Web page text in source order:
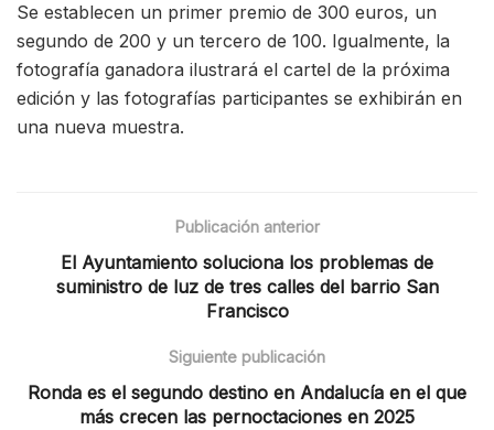
Se establecen un primer premio de 300 euros, un
segundo de 200 y un tercero de 100. Igualmente, la
fotografía ganadora ilustrará el cartel de la próxima
edición y las fotografías participantes se exhibirán en
una nueva muestra.
Publicación anterior
El Ayuntamiento soluciona los problemas de
suministro de luz de tres calles del barrio San
Francisco
Siguiente publicación
Ronda es el segundo destino en Andalucía en el que
más crecen las pernoctaciones en 2025